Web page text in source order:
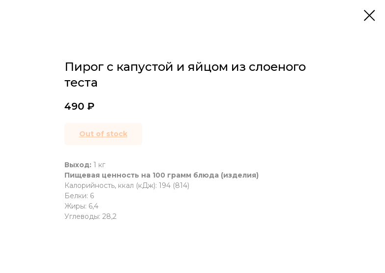
Пирог с капустой и яйцом из слоеного
теста
490 ₽
Out of stock
Выход: 1 кг
Пищевая ценность на 100 грамм блюда (изделия)
Калорийность, ккал (кДж): 194 (814)
Белки: 6
Жиры: 6,4
Углеводы: 28,2